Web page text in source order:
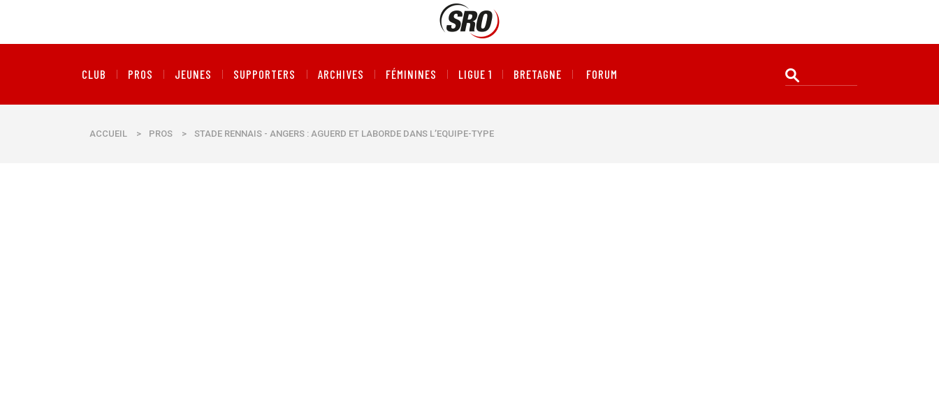
CLUB PROS JEUNES SUPPORTERS ARCHIVES FÉMININES LIGUE 1 BRETAGNE FORUM
ACCUEIL > PROS > STADE RENNAIS - ANGERS : AGUERD ET LABORDE DANS L’EQUIPE-TYPE